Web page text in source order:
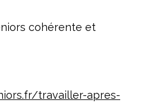
cohérente et
travailler-apres-